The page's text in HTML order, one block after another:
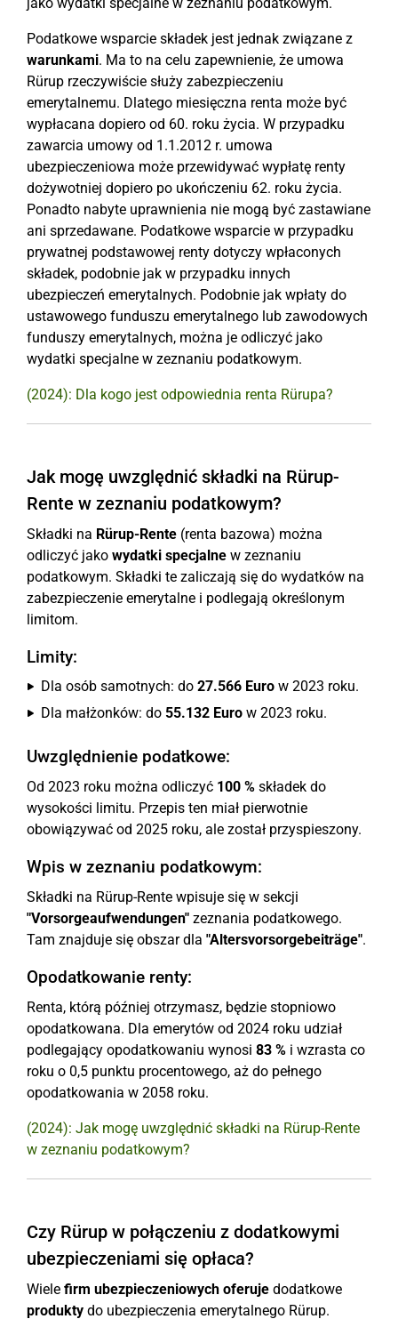
Podatkowe wsparcie składek jest jednak związane z
warunkami. Ma to na celu zapewnienie, że umowa
Rürup rzeczywiście służy zabezpieczeniu
emerytalnemu. Dlatego miesięczna renta może być
wypłacana dopiero od 60. roku życia. W przypadku
zawarcia umowy od 1.1.2012 r. umowa
ubezpieczeniowa może przewidywać wypłatę renty
dożywotniej dopiero po ukończeniu 62. roku życia.
Ponadto nabyte uprawnienia nie mogą być zastawiane
ani sprzedawane. Podatkowe wsparcie w przypadku
prywatnej podstawowej renty dotyczy wpłaconych
składek, podobnie jak w przypadku innych
ubezpieczeń emerytalnych. Podobnie jak wpłaty do
ustawowego funduszu emerytalnego lub zawodowych
funduszy emerytalnych, można je odliczyć jako
wydatki specjalne w zeznaniu podatkowym.
(2024): Dla kogo jest odpowiednia renta Rürupa?
Jak mogę uwzględnić składki na Rürup-
Rente w zeznaniu podatkowym?
Składki na Rürup-Rente (renta bazowa) można
odliczyć jako wydatki specjalne w zeznaniu
podatkowym. Składki te zaliczają się do wydatków na
zabezpieczenie emerytalne i podlegają określonym
limitom.
Limity:
Dla osób samotnych: do 27.566 Euro w 2023 roku.
Dla małżonków: do 55.132 Euro w 2023 roku.
Uwzględnienie podatkowe:
Od 2023 roku można odliczyć 100 % składek do
wysokości limitu. Przepis ten miał pierwotnie
obowiązywać od 2025 roku, ale został przyspieszony.
Wpis w zeznaniu podatkowym:
Składki na Rürup-Rente wpisuje się w sekcji
"Vorsorgeaufwendungen" zeznania podatkowego.
Tam znajduje się obszar dla "Altersvorsorgebeiträge".
Opodatkowanie renty:
Renta, którą później otrzymasz, będzie stopniowo
opodatkowana. Dla emerytów od 2024 roku udział
podlegający opodatkowaniu wynosi 83 % i wzrasta co
roku o 0,5 punktu procentowego, aż do pełnego
opodatkowania w 2058 roku.
(2024): Jak mogę uwzględnić składki na Rürup-Rente
w zeznaniu podatkowym?
Czy Rürup w połączeniu z dodatkowymi
ubezpieczeniami się opłaca?
Wiele firm ubezpieczeniowych oferuje dodatkowe
produkty do ubezpieczenia emerytalnego Rürup.